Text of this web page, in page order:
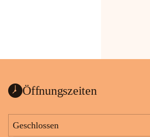
Öffnungszeiten
Geschlossen